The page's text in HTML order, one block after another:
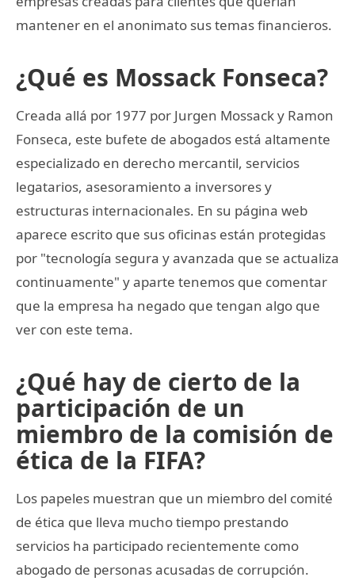
mantener en el anonimato sus temas financieros.
¿Qué es Mossack Fonseca?
Creada allá por 1977 por Jurgen Mossack y Ramon
Fonseca, este bufete de abogados está altamente
especializado en derecho mercantil, servicios
legatarios, asesoramiento a inversores y
estructuras internacionales. En su página web
aparece escrito que sus oficinas están protegidas
por "tecnología segura y avanzada que se actualiza
continuamente" y aparte tenemos que comentar
que la empresa ha negado que tengan algo que
ver con este tema.
¿Qué hay de cierto de la
participación de un
miembro de la comisión de
ética de la FIFA?
Los papeles muestran que un miembro del comité
de ética que lleva mucho tiempo prestando
servicios ha participado recientemente como
abogado de personas acusadas de corrupción.